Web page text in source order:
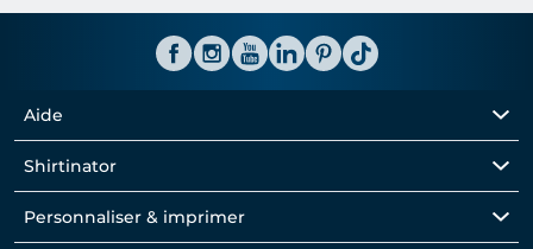
Aide
Shirtinator
Personnaliser & imprimer